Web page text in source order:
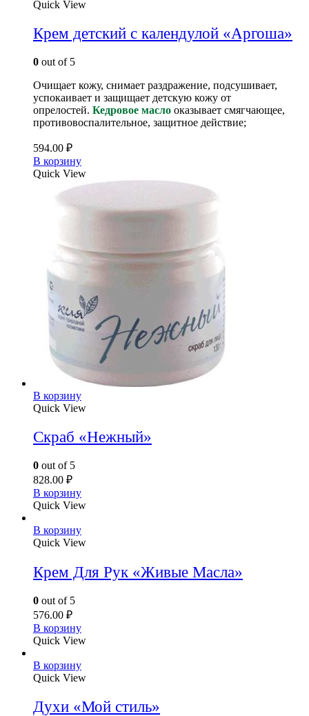
Quick View
Крем детский с календулой «Аргоша»
0 out of 5
Очищает кожу, снимает раздражение, подсушивает,
успокаивает и защищает детскую кожу от
опрелостей. Кедровое масло оказывает смягчающее,
противовоспалительное, защитное действие;
594.00 ₽
В корзину
Quick View
В корзину
Quick View
Скраб «Нежный»
0 out of 5
828.00 ₽
В корзину
Quick View
В корзину
Quick View
Крем Для Рук «Живые Масла»
0 out of 5
576.00 ₽
В корзину
Quick View
В корзину
Quick View
Духи «Мой стиль»